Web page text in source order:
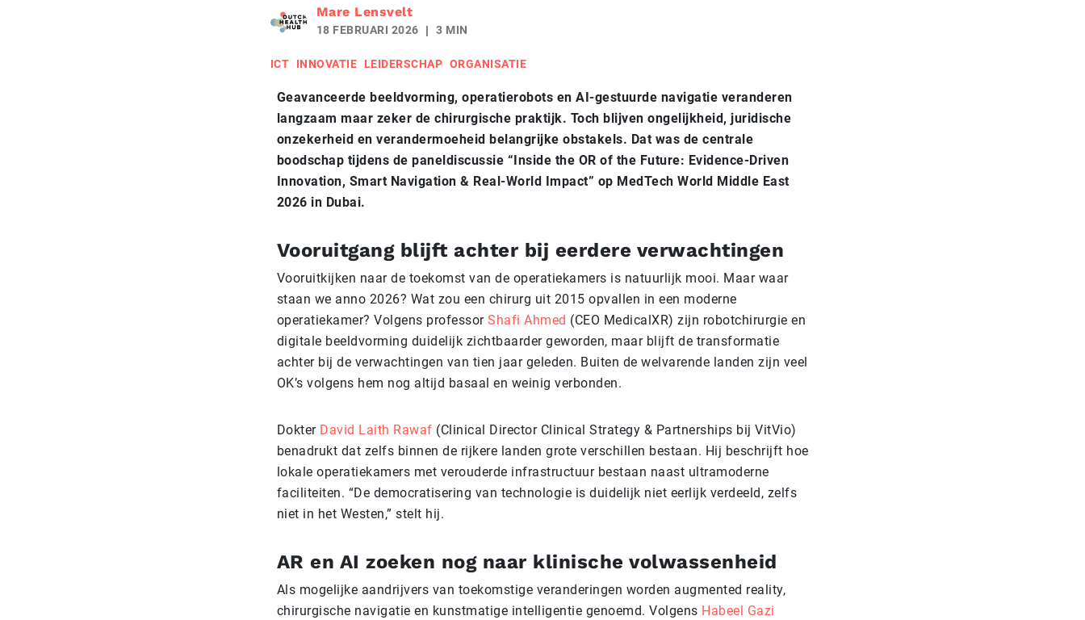
Mare Lensvelt
18 FEBRUARI 2026 3 MIN
ICT INNOVATIE LEIDERSCHAP ORGANISATIE
Geavanceerde beeldvorming, operatierobots en AI-gestuurde navigatie veranderen
langzaam maar zeker de chirurgische praktijk. Toch blijven ongelijkheid, juridische
onzekerheid en verandermoeheid belangrijke obstakels. Dat was de centrale
boodschap tijdens de paneldiscussie “Inside the OR of the Future: Evidence-Driven
Innovation, Smart Navigation & Real-World Impact” op MedTech World Middle East
2026 in Dubai.
Vooruitgang blijft achter bij eerdere verwachtingen
Vooruitkijken naar de toekomst van de operatiekamers is natuurlijk mooi. Maar waar
staan we anno 2026? Wat zou een chirurg uit 2015 opvallen in een moderne
operatiekamer? Volgens professor Shafi Ahmed (CEO MedicalXR) zijn robotchirurgie en
digitale beeldvorming duidelijk zichtbaarder geworden, maar blijft de transformatie
achter bij de verwachtingen van tien jaar geleden. Buiten de welvarende landen zijn veel
OK’s volgens hem nog altijd basaal en weinig verbonden.
Dokter David Laith Rawaf (Clinical Director Clinical Strategy & Partnerships bij VitVio)
benadrukt dat zelfs binnen de rijkere landen grote verschillen bestaan. Hij beschrijft hoe
lokale operatiekamers met verouderde infrastructuur bestaan naast ultramoderne
faciliteiten. “De democratisering van technologie is duidelijk niet eerlijk verdeeld, zelfs
niet in het Westen,” stelt hij.
AR en AI zoeken nog naar klinische volwassenheid
Als mogelijke aandrijvers van toekomstige veranderingen worden augmented reality,
chirurgische navigatie en kunstmatige intelligentie genoemd. Volgens Habeel Gazi